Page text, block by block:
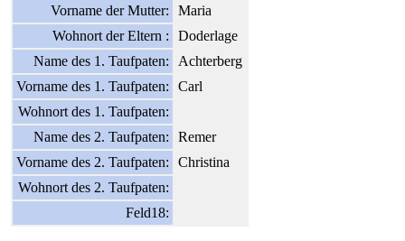
Vorname der Mutter:
Maria
Wohnort der Eltern :
Doderlage
Name des 1. Taufpaten:
Achterberg
Vorname des 1. Taufpaten:
Carl
Wohnort des 1. Taufpaten:
Name des 2. Taufpaten:
Remer
Vorname des 2. Taufpaten:
Christina
Wohnort des 2. Taufpaten:
Feld18: